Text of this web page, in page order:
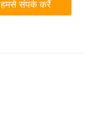
हमसे संपर्क करें